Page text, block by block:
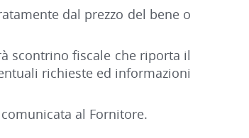
dal prezzo del bene o
scontrino fiscale che riporta il
richieste ed informazioni
al Fornitore.